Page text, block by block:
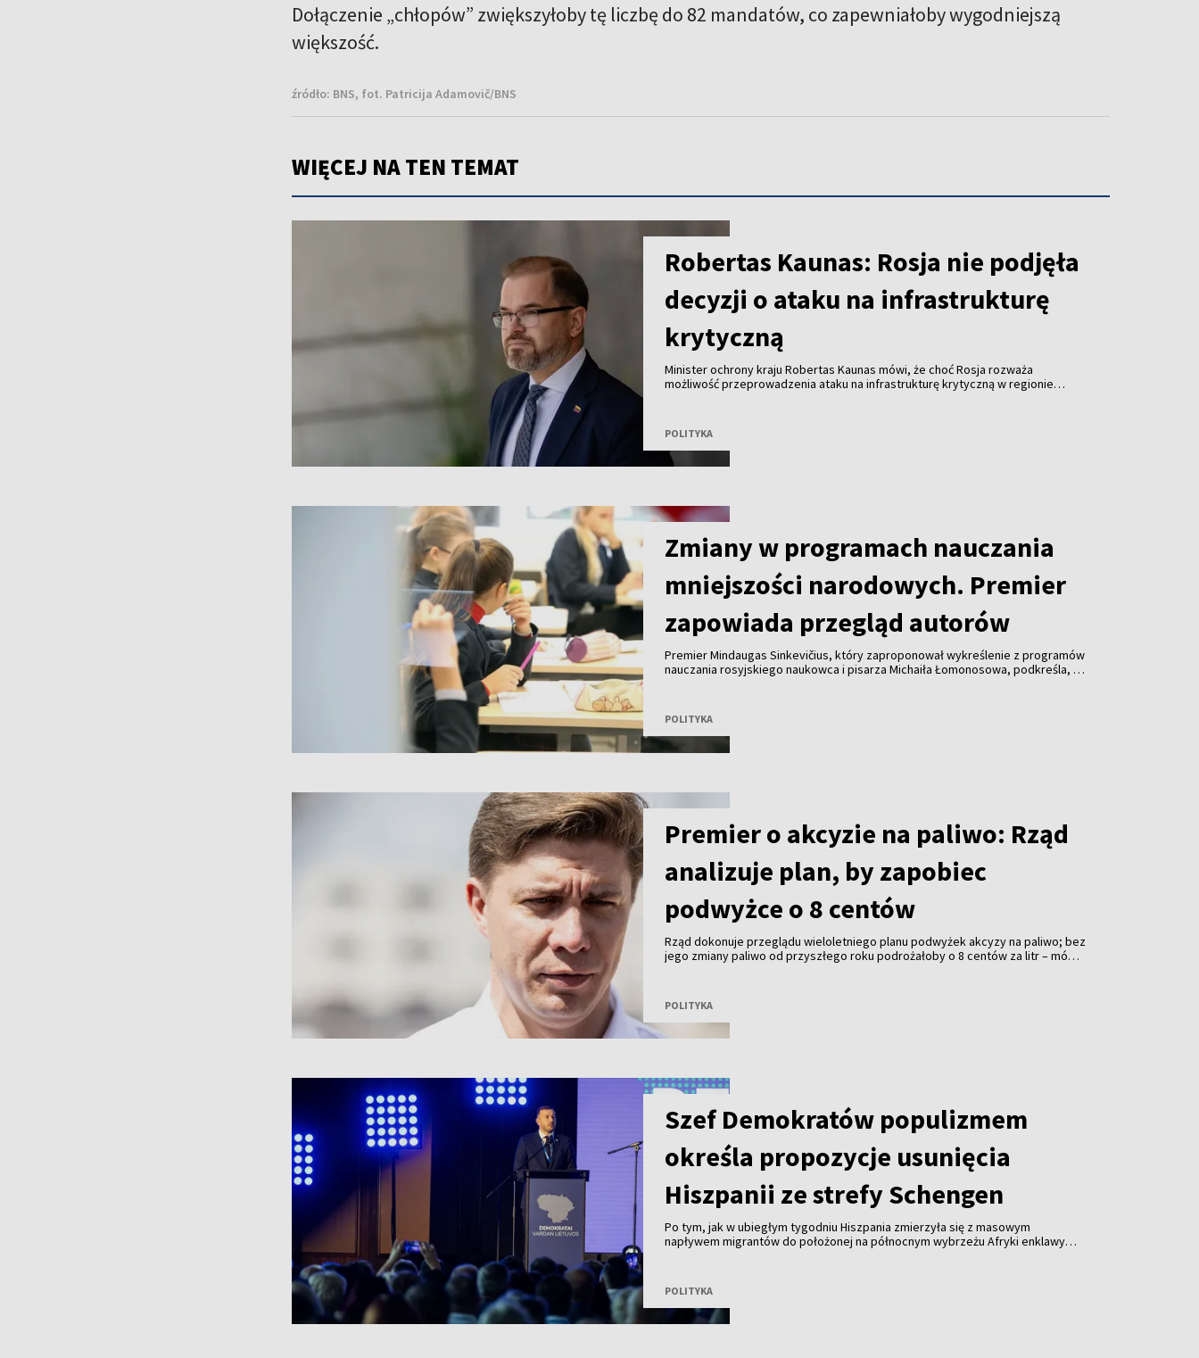
Dołączenie „chłopów” zwiększyłoby tę liczbę do 82 mandatów, co zapewniałoby wygodniejszą
większość.
źródło: BNS, fot. Patricija Adamovič/BNS
WIĘCEJ NA TEN TEMAT
Robertas Kaunas: Rosja nie podjęła
decyzji o ataku na infrastrukturę
krytyczną
Minister ochrony kraju Robertas Kaunas mówi, że choć Rosja rozważa
możliwość przeprowadzenia ataku na infrastrukturę krytyczną w regionie
POLITYKA
Zmiany w programach nauczania
mniejszości narodowych. Premier
zapowiada przegląd autorów
Premier Mindaugas Sinkevičius, który zaproponował wykreślenie z programów
nauczania rosyjskiego naukowca i pisarza Michaiła Łomonosowa, podkreśla, że
POLITYKA
Premier o akcyzie na paliwo: Rząd
analizuje plan, by zapobiec
podwyżce o 8 centów
Rząd dokonuje przeglądu wieloletniego planu podwyżek akcyzy na paliwo; bez
jego zmiany paliwo od przyszłego roku podrożałoby o 8 centów za litr – mówi
POLITYKA
Szef Demokratów populizmem
określa propozycje usunięcia
Hiszpanii ze strefy Schengen
Po tym, jak w ubiegłym tygodniu Hiszpania zmierzyła się z masowym
napływem migrantów do położonej na północnym wybrzeżu Afryki enklawy
strefy Schengen są przejawem populizmu.
POLITYKA